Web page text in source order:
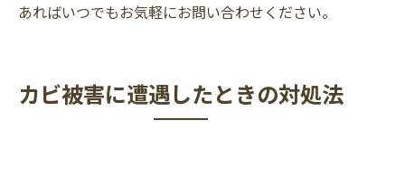
あればいつでもお気軽にお問い合わせください。
カビ被害に遭遇したときの対処法